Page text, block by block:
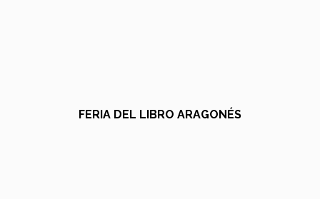
FERIA DEL LIBRO ARAGONÉS